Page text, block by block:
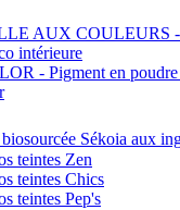
AUX COULEURS -
intérieure
- Pigment en
Sékoia aux
teintes Zen
teintes Chics
teintes Pep's